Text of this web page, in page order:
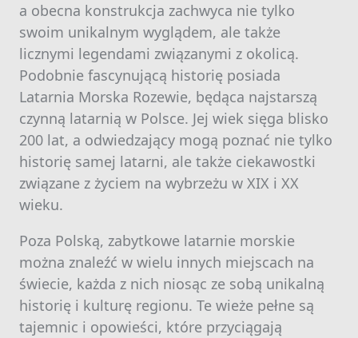
a obecna konstrukcja zachwyca nie tylko
swoim unikalnym wyglądem, ale także
licznymi legendami związanymi z okolicą.
Podobnie fascynującą historię posiada
Latarnia Morska Rozewie, będąca najstarszą
czynną latarnią w Polsce. Jej wiek sięga blisko
200 lat, a odwiedzający mogą poznać nie tylko
historię samej latarni, ale także ciekawostki
związane z życiem na wybrzeżu w XIX i XX
wieku.
Poza Polską, zabytkowe latarnie morskie
można znaleźć w wielu innych miejscach na
świecie, każda z nich niosąc ze sobą unikalną
historię i kulturę regionu. Te wieże pełne są
tajemnic i opowieści, które przyciągają